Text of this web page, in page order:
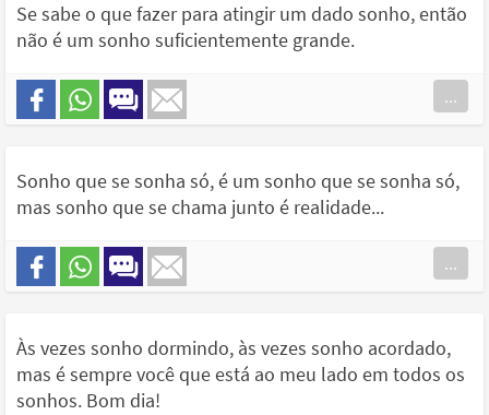
Se sabe o que fazer para atingir um dado sonho, então
não é um sonho suficientemente grande.
...
Sonho que se sonha só, é um sonho que se sonha só,
mas sonho que se chama junto é realidade...
...
Às vezes sonho dormindo, às vezes sonho acordado,
mas é sempre você que está ao meu lado em todos os
sonhos. Bom dia!